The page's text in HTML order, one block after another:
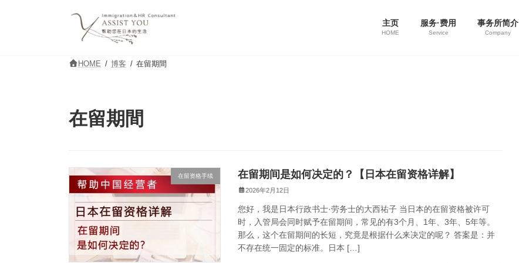
主页
HOME
服务·费用
Service
事务所简介
Company
HOME 博客 在留期間
在留期間
在留资格手续 在留期间是如何决定的？【日本在留资格详解】
2026年2月12日
您好，我是日本行政书士·劳务士的大西祐子 当日本的在留资格被许可
时，入管局会同时赋予在留期间，常见的有3个月、1年、3年、5年等。
那么，这个在留期间的长短，究竟是根据什么来决定的呢？ 答案是：并
不存在统一固定的标准。日本 […]